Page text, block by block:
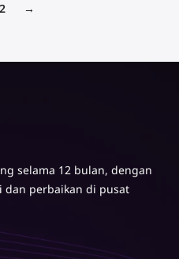
2 →
selama 12 bulan, dengan
dan perbaikan di pusat